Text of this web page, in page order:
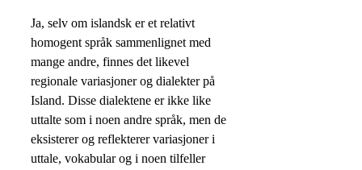
Ja, selv om islandsk er et relativt
homogent språk sammenlignet med
mange andre, finnes det likevel
regionale variasjoner og dialekter på
Island. Disse dialektene er ikke like
uttalte som i noen andre språk, men de
eksisterer og reflekterer variasjoner i
uttale, vokabular og i noen tilfeller